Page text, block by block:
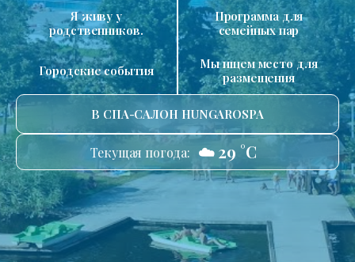
Я живу у
родственников.
Программа для
семейных пар
Городские события
Мы ищем место для
размещения
В СПА-САЛОН HUNGAROSPA
Текущая погода: ☁️ 29 °C